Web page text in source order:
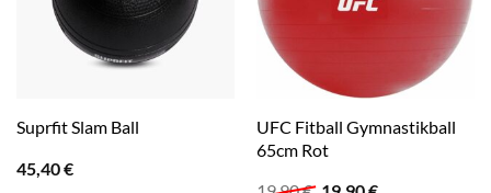
Suprfit Slam Ball
45,40€
UFC Fitball Gymnastikball
65cm Rot